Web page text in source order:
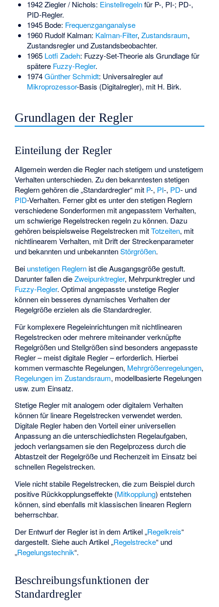
1942 Ziegler / Nichols: Einstellregelnfür P-, PI-; PD-,
PID-Regler.
1945 Bode: Frequenzganganalyse
1960 Rudolf Kalman: Kalman-Filter, Zustandsraum,
Zustandsregler und Zustandsbeobachter.
1965 Lotfi Zadeh: Fuzzy-Set-Theorie als Grundlage für
spätere Fuzzy-Regler.
1974Günther Schmidt: Universalregler auf
Mikroprozessor-Basis (Digitalregler), mit H. Birk.
Grundlagen der Regler
Einteilung der Regler
Allgemein werden die Regler nach stetigem und unstetigem
Verhalten unterschieden. Zu den bekanntesten stetigen
Reglern gehören die „Standardregler“ mit P-, PI-, PD- und
PID-Verhalten. Ferner gibt es unter den stetigen Reglern
verschiedene Sonderformen mit angepasstem Verhalten,
um schwierige Regelstrecken regeln zu können. Dazu
gehören beispielsweise Regelstrecken mitTotzeiten, mit
nichtlinearem Verhalten, mit Drift der Streckenparameter
und bekannten und unbekanntenStörgrößen.
Bei unstetigen Reglern ist die Ausgangsgröße gestuft.
Darunter fallen dieZweipunktregler, Mehrpunktregler und
Fuzzy-Regler. Optimal angepasste unstetige Regler
können ein besseres dynamisches Verhalten der
Regelgröße erzielen als die Standardregler.
Für komplexere Regeleinrichtungen mit nichtlinearen
Regelstrecken oder mehrere miteinander verknüpfte
Regelgrößen und Stellgrößen sind besonders angepasste
Regler – meist digitale Regler – erforderlich. Hierbei
kommen vermaschte Regelungen, Mehrgrößenregelungen,
Regelungen im Zustandsraum, modellbasierte Regelungen
usw. zum Einsatz.
Stetige Regler mit analogem oder digitalem Verhalten
können für lineare Regelstrecken verwendet werden.
Digitale Regler haben den Vorteil einer universellen
Anpassung an die unterschiedlichsten Regelaufgaben,
jedoch verlangsamen sie den Regelprozess durch die
Abtastzeit der Regelgröße und Rechenzeit im Einsatz bei
schnellen Regelstrecken.
Viele nicht stabile Regelstrecken, die zum Beispiel durch
positive Rückkopplungseffekte (Mitkopplung) entstehen
können, sind ebenfalls mit klassischen linearen Reglern
beherrschbar.
Der Entwurf der Regler ist in dem Artikel „Regelkreis“
dargestellt. Siehe auch Artikel „Regelstrecke“ und
„Regelungstechnik“.
Beschreibungsfunktionen der
Standardregler